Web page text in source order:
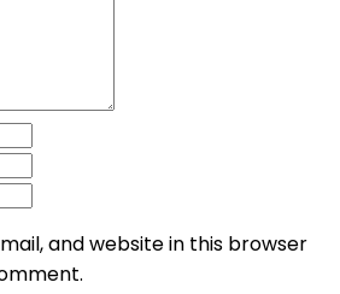
and website in this browser